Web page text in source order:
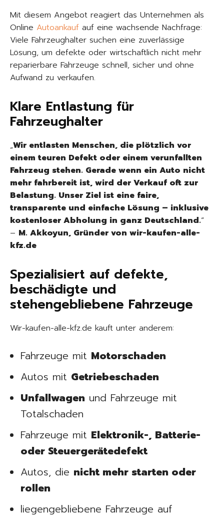
Mit diesem Angebot reagiert das Unternehmen als
Online Autoankauf auf eine wachsende Nachfrage:
Viele Fahrzeughalter suchen eine zuverlässige
Lösung, um defekte oder wirtschaftlich nicht mehr
reparierbare Fahrzeuge schnell, sicher und ohne
Aufwand zu verkaufen.
Klare Entlastung für
Fahrzeughalter
„Wir entlasten Menschen, die plötzlich vor
einem teuren Defekt oder einem verunfallten
Fahrzeug stehen. Gerade wenn ein Auto nicht
mehr fahrbereit ist, wird der Verkauf oft zur
Belastung. Unser Ziel ist eine faire,
transparente und einfache Lösung – inklusive
kostenloser Abholung in ganz Deutschland.“
– M. Akkoyun, Gründer von wir-kaufen-alle-
kfz.de
Spezialisiert auf defekte,
beschädigte und
stehengebliebene Fahrzeuge
Wir-kaufen-alle-kfz.de kauft unter anderem:
Fahrzeuge mit Motorschaden
Autos mit Getriebeschaden
Unfallwagen und Fahrzeuge mit
Totalschaden
Fahrzeuge mit Elektronik-, Batterie-
oder Steuergerätedefekt
Autos, die nicht mehr starten oder
rollen
liegengebliebene Fahrzeuge auf